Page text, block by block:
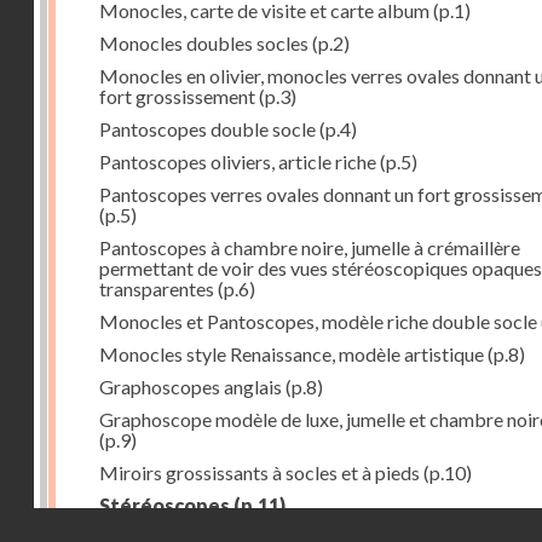
Monocles, carte de visite et carte album(p.1)
Monocles doubles socles (p.2)
Monocles en olivier, monocles verres ovales donnant
fort grossissement(p.3)
Pantoscopes double socle(p.4)
Pantoscopes oliviers, article riche(p.5)
Pantoscopes verres ovales donnant un fort
(p.5)
Pantoscopes à chambre noire, jumelle à crémaillère
permettant de voir des vues stéréoscopiques
transparentes (p.6)
Monocles et Pantoscopes, modèle riche double socle
Monocles style Renaissance, modèle artistique(p.8)
Graphoscopes anglais (p.8)
Graphoscope modèle de luxe, jumelle et chambre
(p.9)
Miroirs grossissants à socles et à pieds (p.10)
Stéréoscopes(p.11)